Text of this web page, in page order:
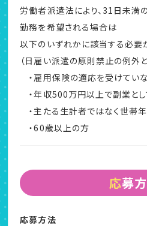
労働者派遣法により、31日未
勤務を希望される場合は
以下のいずれかに該当する必要
（日雇い派遣の原則禁止の例外と
・雇用保険の適応を受けてい
・年収500万円以上で副業と
・主たる生計者ではなく世帯
・60歳以上の方
応募
応募方法